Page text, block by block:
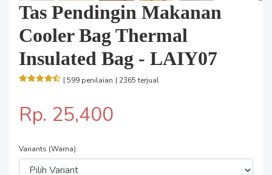
Tas Pendingin Makanan
Cooler Bag Thermal
Insulated Bag - LAIY07
| 599 penilaian | 2365 terjual
Rp. 25,400
Variants (Warna):